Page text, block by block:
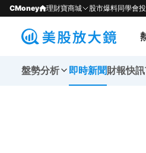
CMoney 理財寶商城 股市爆料同學會
盤勢分析 即時新聞財報快訊